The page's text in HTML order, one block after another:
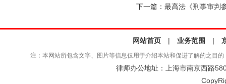
下一篇： 最高法《刑事审判
网站首页 | 业务范围 |
注：本网站所包含文字、图片等信息仅用于介绍本站和促进了解的之目
律师办公地址：上海市南京西路